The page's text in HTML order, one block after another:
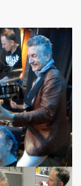
le 10 juillet
"Tendre
(Paris) :
4 et 5 avril
de
Seine Musicale